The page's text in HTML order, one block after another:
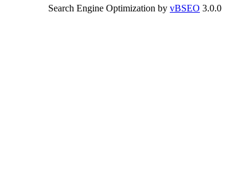
Search Engine Optimization by vBSEO 3.0.0